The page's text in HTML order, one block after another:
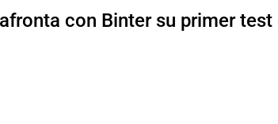
con Binter su primer